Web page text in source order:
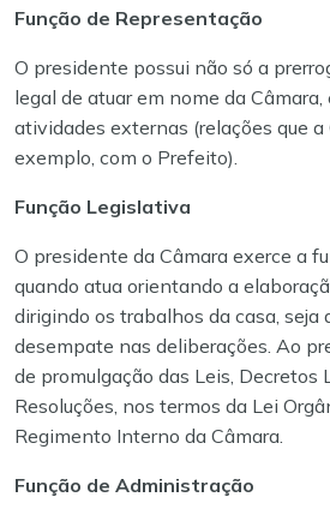
Função de Representação
O presidente possui não só a
legal de atuar em nome da
atividades externas (relações que
exemplo, com o Prefeito).
Função Legislativa
O presidente da Câmara exerce a
quando atua orientando a
dirigindo os trabalhos da casa, seja
desempate nas deliberações. Ao
de promulgação das Leis, Decretos
Resoluções, nos termos da Lei
Regimento Interno da Câmara.
Função de Administração